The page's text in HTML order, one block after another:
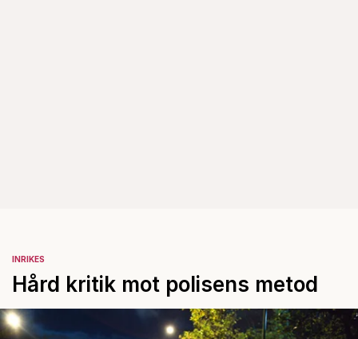
INRIKES
Hård kritik mot polisens metod